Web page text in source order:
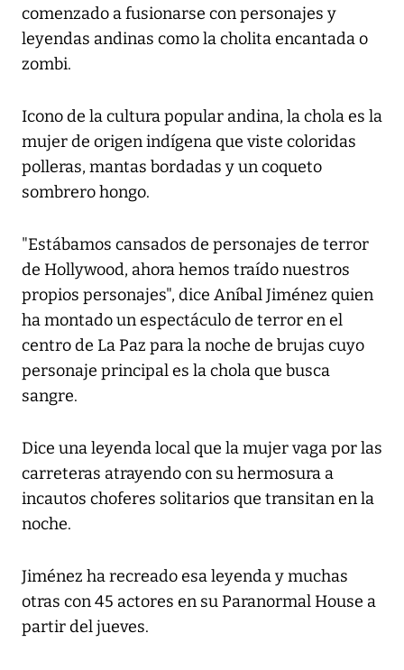
comenzado a fusionarse con personajes y
leyendas andinas como la cholita encantada o
zombi.
Icono de la cultura popular andina, la chola es la
mujer de origen indígena que viste coloridas
polleras, mantas bordadas y un coqueto
sombrero hongo.
"Estábamos cansados de personajes de terror
de Hollywood, ahora hemos traído nuestros
propios personajes", dice Aníbal Jiménez quien
ha montado un espectáculo de terror en el
centro de La Paz para la noche de brujas cuyo
personaje principal es la chola que busca
sangre.
Dice una leyenda local que la mujer vaga por las
carreteras atrayendo con su hermosura a
incautos choferes solitarios que transitan en la
noche.
Jiménez ha recreado esa leyenda y muchas
otras con 45 actores en su Paranormal House a
partir del jueves.